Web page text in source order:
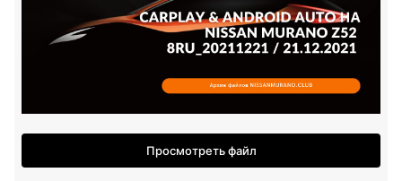
Просмотреть файл